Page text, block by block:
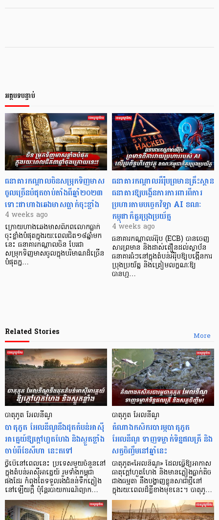
អត្ថបទបន្ទាប់
ធនាគារកណ្ដាលចិនសម្រុកទិញមាស
ចូលច្រើនបំផុតចាប់តាំងពីឆ្នាំ២០២៣
ទោះជាហាងឆេងមាសធ្លាក់ចុះខ្លាំង
4 weeks ago
ក្រោយហាងឆេងមាសពិភពលោកធ្លាក់
ចុះខ្លាំងបំផុតក្នុងរយៈពេលជិត១៨ឆ្នាំ​មក​
នេះ ធនាគារកណ្តាលចិន បែរជា
សម្រុកទិញមាសចូល​ក្នុង​បរិមាណដ៏ច្រើន
បំផុតក្ន…
ធនាគារកណ្តាលអឺរ៉ុបព្រមានគ្រឹះស្ថាន
ធនាគារឱ្យបង្កើនការការពារពីការ
ប្រហារតាមបច្ចេកវិទ្យា AI ខណៈ
កម្ពុជាក៏គួរប្រុងប្រយ័ត្ន
4 weeks ago
ធនាគារកណ្តាលអឺរ៉ុប (ECB) បានចេញ
សារព្រមាន និងដាស់តឿនដល់ស្ថាប័ន
ធនាគារធំៗនៅក្នុងតំបន់អឺរ៉ុបឱ្យបង្កើនការ
ប្រុងប្រយ័ត្ន និងត្រៀមលក្ខណៈឱ្យ
បានហ្ម…
More
Related Stories
បាតុភូត អែលនីណូ
បាតុភូត អែលនីណូ​នឹងដុតតំបន់អាស៊ី
អាគ្នេយ៍ឱ្យក្តៅហួតហែង និងស្ងួតខ្លាំង
ចាប់ពីខែសីហា នេះតទៅ
ថ្វីបើនៅពេលនេះ ប្រទេសមួយចំនួននៅ
ក្នុងតំបន់អាស៊ីអាគ្នេយ៍ រួមទាំងកម្ពុជា
ផងដែរ កំពុងតែទទួលរងជំនន់ទឹកភ្លៀង
នៅឡើយក្តី ប៉ុន្តែរបាយការណ៍ព្យាក…
បាតុភូត អែលនីណូ
តំណាងកសិករបារម្ភបាតុភូត
អែលនីណូ ទាញទម្លាក់ទិន្នផលត្រី និង
សត្វចិញ្ចឹមនៅឆ្នាំនេះ
បាតុភូត«អែលនីណូ» ដែលធ្វើឱ្យអាកាស
ធាតុក្តៅហួតហែង និងមានភ្លៀងធ្លាក់តិច
ជាងធម្មតា នឹងបង្ហាញខ្លូនសាជាថ្មីនៅ
ក្នុងរយៈពេលដ៏ខ្លីខាងមុខនេះ។ បាតុភូ…